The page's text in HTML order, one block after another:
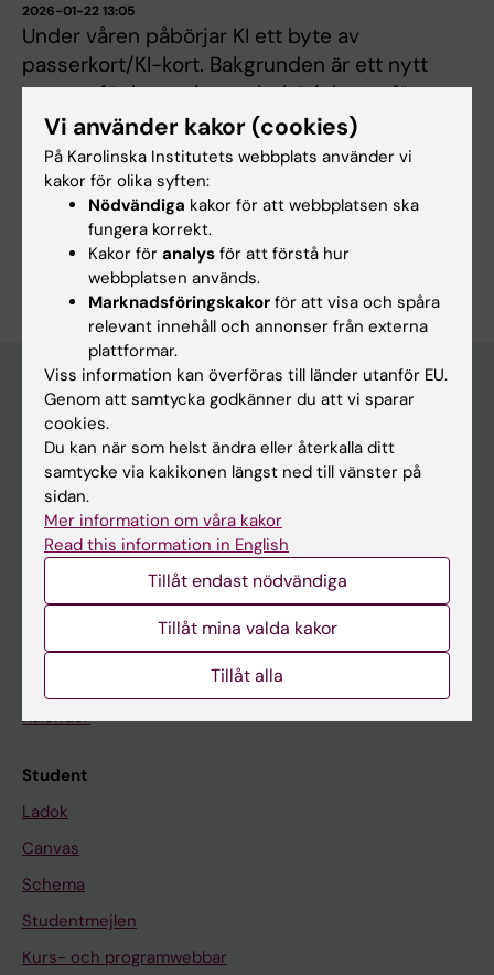
2026-01-22 13:05
Under våren påbörjar KI ett byte av
passerkort/KI-kort. Bakgrunden är ett nytt
system för hantering av behörigheter, för ett
säkrare campus för både medarbetare och
studenter. Det…
Är du Christian Nerpin?
Redigera din profil
Huvudmeny
Utbildning
Forskarutbildning
Forskning
På gång
Kalender
Student
Ladok
Canvas
Schema
Studentmejlen
Kurs- och programwebbar
Vi använder kakor (cookies)
På Karolinska Institutets webbplats använder vi
kakor för olika syften:
Nödvändiga kakor för att webbplatsen ska
fungera korrekt.
Kakor för analys för att förstå hur
webbplatsen används.
Marknadsföringskakor för att visa och spåra
relevant innehåll och annonser från externa
plattformar.
Viss information kan överföras till länder utanför EU.
Genom att samtycka godkänner du att vi sparar
cookies.
Du kan när som helst ändra eller återkalla ditt
samtycke via kakikonen längst ned till vänster på
sidan.
Mer information om våra kakor
Read this information in English
Tillåt endast nödvändiga
Tillåt mina valda kakor
Tillåt alla